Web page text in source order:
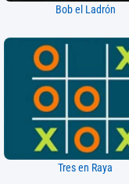
Bob el Ladrón
Tres en Raya